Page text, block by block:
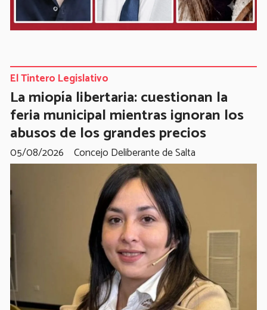
La miopía libertaria: cuestionan la
feria municipal mientras ignoran los
abusos de los grandes precios
Concejo Deliberante de Salta
El Tintero Legislativo
05/08/2026